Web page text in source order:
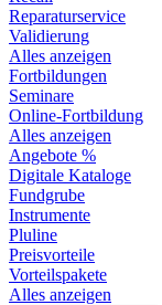
Reparaturservice
Validierung
Alles anzeigen
Fortbildungen
Seminare
Online-Fortbildung
Alles anzeigen
Angebote %
Digitale Kataloge
Fundgrube
Instrumente
Pluline
Preisvorteile
Vorteilspakete
Alles anzeigen